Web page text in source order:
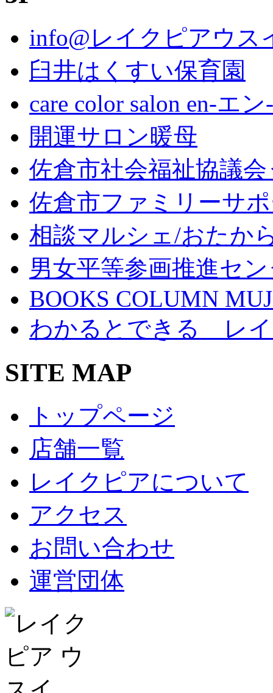
info@レイクピアウス
臼井はくすい保育園
care color salon en-エン-
開運サロン暖母
佐倉市社会福祉協議
佐倉市ファミリーサ
相談マルシェ/おたか
男女平等参画推進セ
BOOKS COLUMN
わかるとできる レ
SITE MAP
トップページ
店舗一覧
レイクピアについて
アクセス
お問い合わせ
運営団体